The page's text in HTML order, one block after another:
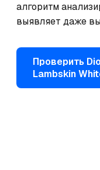
алгоритм
выявляет даже
Проверить
Lambskin